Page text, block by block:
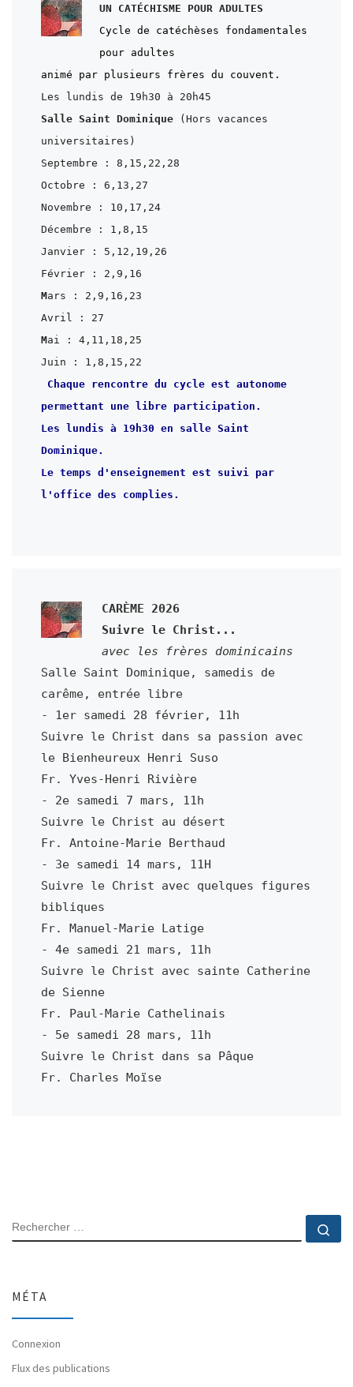
Cycle de catéchèses fondamentales
pour adultes
Les lundis de 19h30 à 20h45
Salle Saint Dominique
(Hors vacances
Septembre : 8,15,22,28
Octobre : 6,13,27
Novembre : 10,17,24
Décembre : 1,8,15
Janvier : 5,12,19,26
Février : 2,9,16
Mars : 2,9,16,23
Avril : 27
Mai : 4,11,18,25
Juin : 1,8,15,22
Chaque rencontre du cycle est autonome
permettant une libre participation.
Les lundis à 19h30 en salle Saint
Le temps d'enseignement est suivi par
l'office des complies.
CARÈME 2026
Salle Saint Dominique, samedis de
carême, entrée libre
- 1er samedi 28 février, 11h
Suivre le Christ dans sa passion avec
le Bienheureux Henri Suso
Fr. Yves-Henri Rivière
- 2e samedi 7 mars, 11h
Suivre le Christ au désert
Fr. Antoine-Marie Berthaud
- 3e samedi 14 mars, 11H
Suivre le Christ avec quelques figures
bibliques
Fr. Manuel-Marie Latige
- 4e samedi 21 mars, 11h
Suivre le Christ avec sainte Catherine
de Sienne
Fr. Paul-Marie Cathelinais
- 5e samedi 28 mars, 11h
Suivre le Christ dans sa Pâque
Fr. Charles Moïse
RECHERCHER
MÉTA
Connexion
Flux des publications